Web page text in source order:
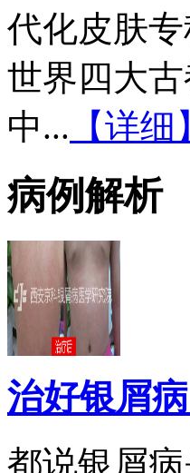
代化皮肤
世界四大
中... 【详细
病例解析
治好银屑
都说银屑